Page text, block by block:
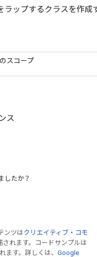
ラップするクラスを作
スコープ
ス
したか？
ンツはクリエイティブ・コモ
されます。コードサンプルは
ます。詳しくは、 Google